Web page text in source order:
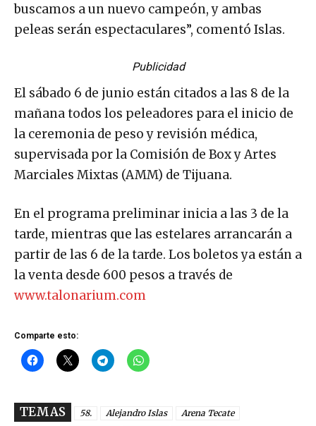
buscamos a un nuevo campeón, y ambas
peleas serán espectaculares”, comentó Islas.
Publicidad
El sábado 6 de junio están citados a las 8 de la
mañana todos los peleadores para el inicio de
la ceremonia de peso y revisión médica,
supervisada por la Comisión de Box y Artes
Marciales Mixtas (AMM) de Tijuana.
En el programa preliminar inicia a las 3 de la
tarde, mientras que las estelares arrancarán a
partir de las 6 de la tarde. Los boletos ya están a
la venta desde 600 pesos a través de
www.talonarium.com
Comparte esto:
TEMAS 58. Alejandro Islas
Arena Tecate